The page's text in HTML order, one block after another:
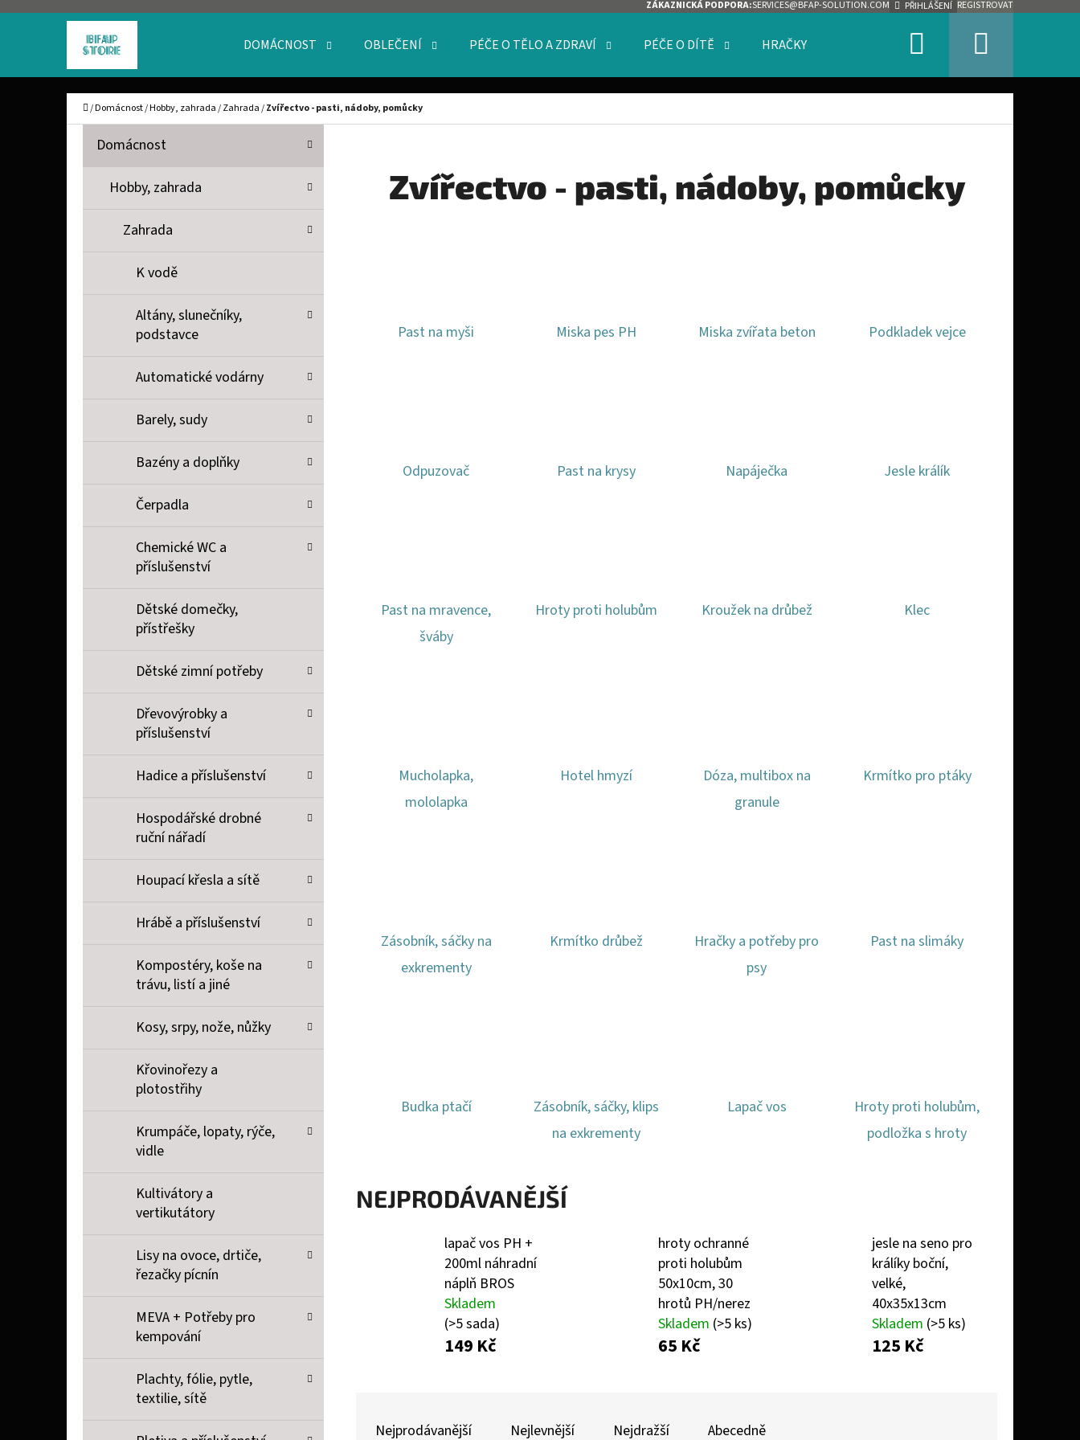
Přejít
ZÁKAZNICKÁ PODPORA:SERVICES@BFAP-SOLUTION.COM PŘIHLÁŠENÍ REGISTROVAT
DOMÁCNOST OBLEČENÍ PÉČE O TĚLO A ZDRAVÍ PÉČE O DÍTĚ HRAČKY Hledat
Domů
/Domácnost/Hobby, zahrada/Zahrada/Zvířectvo - pasti, nádoby, pomůcky
Přeskočit
Domácnost
Hobby, zahrada
Zahrada
K vodě
Altány, slunečníky,
podstavce
Automatické vodárny
Barely, sudy
Bazény a doplňky
Čerpadla
Chemické WC a
příslušenství
Dětské domečky,
přístřešky
Dětské zimní potřeby
Dřevovýrobky a
příslušenství
Hadice a příslušenství
Hospodářské drobné
ruční nářadí
Houpací křesla a sítě
Hrábě a příslušenství
Kompostéry, koše na
trávu, listí a jiné
Kosy, srpy, nože, nůžky
Křovinořezy a
plotostřihy
Krumpáče, lopaty, rýče,
vidle
Kultivátory a
vertikutátory
Lisy na ovoce, drtiče,
řezačky pícnín
MEVA + Potřeby pro
kempování
Plachty, fólie, pytle,
textilie, sítě
Zvířectvo - pasti, nádoby, pomůcky
Past na myši Miska pes PH Miska zvířata beton Podkladek vejce
Odpuzovač Past na krysy Napáječka Jesle králík
Past na mravence,
šváby
Hroty proti holubům Kroužek na drůbež Klec
Mucholapka,
mololapka
Hotel hmyzí
Dóza, multibox na
granule
Krmítko pro ptáky
Zásobník, sáčky na
exkrementy
Krmítko drůbež
Hračky a potřeby pro
psy
Past na slimáky
Budka ptačí
Zásobník, sáčky, klips
na exkrementy
Lapač vos
Hroty proti holubům,
podložka s hroty
NEJPRODÁVANĚJŠÍ
lapač vos PH +
200ml náhradní
náplň BROS
Skladem
(>5 sada)
149 Kč
hroty ochranné
proti holubům
50x10cm, 30
hrotů PH/nerez
Skladem (>5 ks)
65 Kč
jesle na seno pro
králíky boční,
velké,
40x35x13cm
Skladem (>5 ks)
125 Kč
Nejprodávanější Nejlevnější Nejdražší Abecedně
K
Zpět
Zpět
CO POTŘEBUJETE NAJÍT?
SOPHIE LA GIRAFE SOPHIE LA GIRAFE, TESTER